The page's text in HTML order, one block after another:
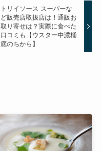
トリイソース スーパーな
ど販売店取扱店は！通販お
取り寄せは？実際に食べた
口コミも【ウスター中濃桶
底のちから】